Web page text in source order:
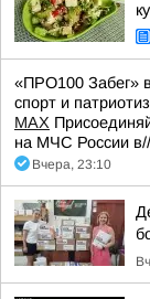
«ПРО100 Забег»
спорт и
МАХ
на МЧС России в//
Вчера, 23:10